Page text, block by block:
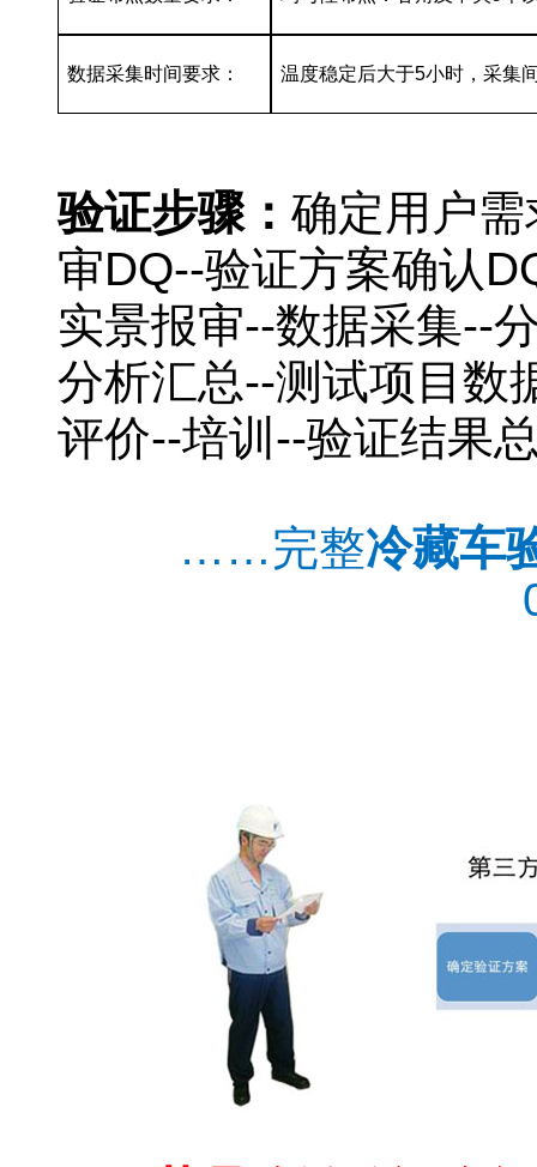
数据采集时间要求： 温度稳定后大于5小时，采集
验证步骤： 确定用户
审DQ--验证方案确认
实景报审--数据采集--
分析汇总--测试项目数
评价--培训--验证结果
……完整冷藏车